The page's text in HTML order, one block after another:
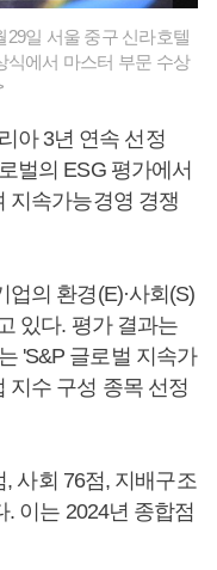
29일 서울 중구 신라호텔
식에서 마스터 부문 수상
아 3년 연속 선정
벌의 ESG 평가에서
지속가능경영 경쟁
의 환경(E)·사회(S)
있다. 평가 결과는
'S&P 글로벌 지속가
지수 구성 종목 선정
사회 76점, 지배구조
이는 2024년 종합점